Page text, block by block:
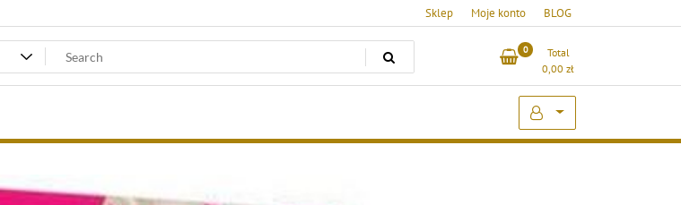
Sklep Moje konto BLOG
0
Total
0,00 zł